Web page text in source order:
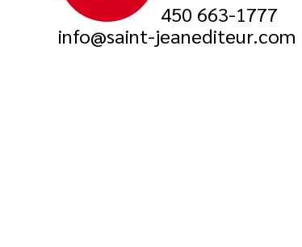
450 663-1777
info@saint-jeanediteur.com